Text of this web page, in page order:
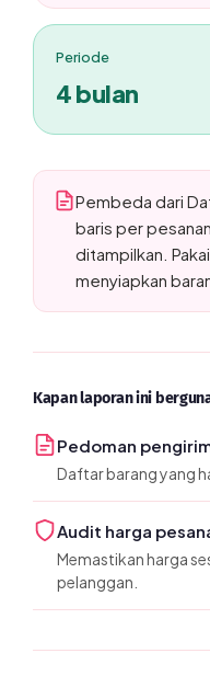
Periode
4 bulan
Pembeda dari
baris per
ditampilkan.
menyiapkan
Kapan laporan ini
Pedoman
Daftar barang yang
Audit harga
Memastikan harga
pelanggan.